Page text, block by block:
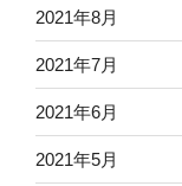
2021年8月
2021年7月
2021年6月
2021年5月